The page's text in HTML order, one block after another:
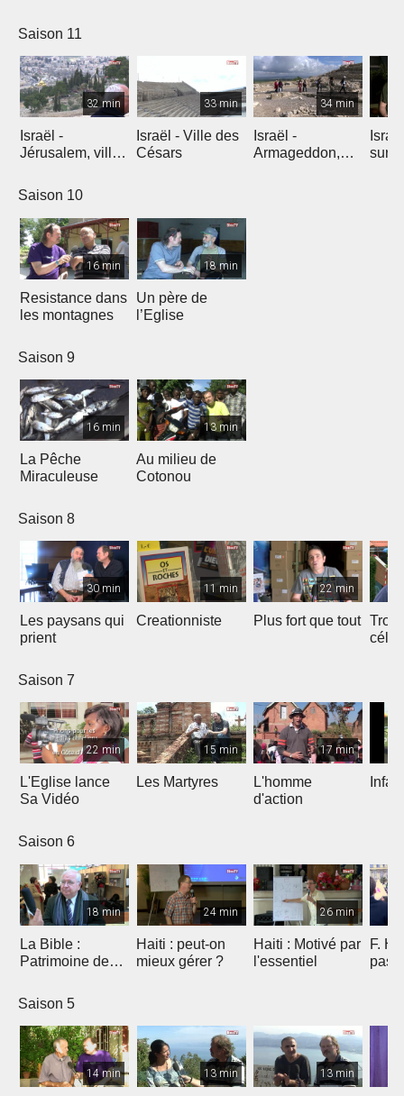
Saison 11
32 min
Israël -
Jérusalem, ville
33 min
Israël - Ville des
Césars
34 min
Israël -
Armageddon,
sur
Saison 10
16 min
Resistance dans
les montagnes
18 min
Un père de
l’Eglise
Saison 9
16 min
La Pêche
Miraculeuse
13 min
Au milieu de
Cotonou
Saison 8
30 min
Les paysans qui
prient
11 min
Creationniste
22 min
Plus fort que tout
Saison 7
22 min
L'Eglise lance
Sa Vidéo
15 min
Les Martyres
17 min
L'homme
d'action
Saison 6
18 min
La Bible :
Patrimoine de
Marseille
24 min
Haiti : peut-on
mieux gérer ?
26 min
Haiti : Motivé par
l'essentiel
F.
pas
Saison 5
14 min 13 min 13 min